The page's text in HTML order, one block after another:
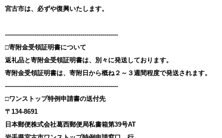
宮古市は、必ずや復興いたします。
---------------------------------------------------------
□寄附金受領証明書について
返礼品と寄附金受領証明書は、別々に発送しております。
寄附金受領証明書は、寄附日から概ね２～３週間程度で発送されます。
---------------------------------------------------------
□ワンストップ特例申請書の送付先
〒134-8691
日本郵便株式会社葛西郵便局私書箱第39号AT